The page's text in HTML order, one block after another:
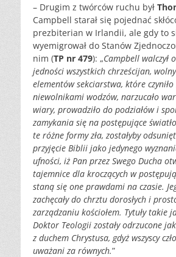
– Drugim z twórców ruchu był
Campbell starał się pojednać
prezbiterian w Irlandii, ale gdy to
wyemigrował do Stanów
nim (TP nr 479): „Campbell walczył
jedności wszystkich chrześcijan,
elementów sekciarstwa, które czyniło
niewolnikami wodzów, narzucało
wiary, prowadziło do podziałów i
zamykania się na postępujące
te różne formy zła, zostałyby
przyjęcie Biblii jako jedynego
ufności, iż Pan przez Swego Ducha
tajemnice dla kroczących w
staną się one prawdami na czasie.
zachęcały do chrztu dorosłych i
zarządzaniu kościołem. Tytuły takie
Doktor Teologii zostały odrzucone
z duchem Chrystusa, gdyż wszyscy
uważani za równych.”